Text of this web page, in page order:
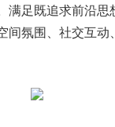
足既追求前沿
氛围、社交互